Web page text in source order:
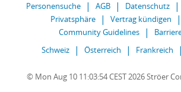
Personensuche AGB Datenschutz
Privatsphäre
Vertrag kündigen
Community Guidelines
Schweiz
Österreich Frankreich
© Mon Aug 10 11:03:54 CEST 2026 Ströer